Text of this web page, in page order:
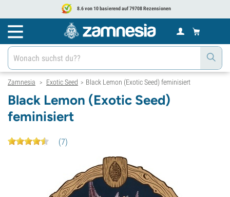
8.6 von 10 basierend auf 79708 Rezensionen
Zamnesia > Exotic Seed > Black Lemon (Exotic Seed) feminisiert
Black Lemon (Exotic Seed)
feminisiert
(7)